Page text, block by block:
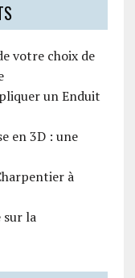
votre choix de
un Enduit
en 3D : une
à
sur la